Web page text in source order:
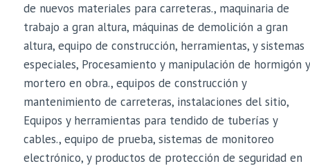
de nuevos materiales para carreteras., maquinaria de
trabajo a gran altura, máquinas de demolición a gran
altura, equipo de construcción, herramientas, y sistemas
especiales, Procesamiento y manipulación de hormigón y
mortero en obra., equipos de construcción y
mantenimiento de carreteras, instalaciones del sitio,
Equipos y herramientas para tendido de tuberías y
cables., equipo de prueba, sistemas de monitoreo
electrónico, y productos de protección de seguridad en